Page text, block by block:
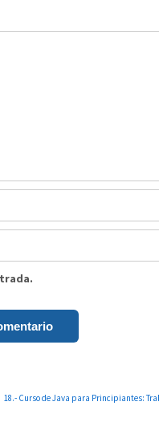
18.- Curso de Java para Principiantes: